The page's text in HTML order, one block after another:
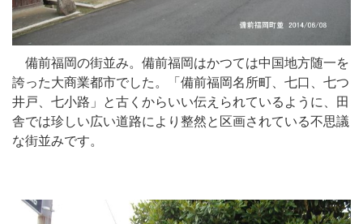
備前福岡の街並み。備前福岡はかつては中国地方随一を
誇った大商業都市でした。「備前福岡名所町、七口、七つ
井戸、七小路」と古くからいい伝えられているように、田
舎では珍しい広い道路により整然と区画されている不思議
な街並みです。